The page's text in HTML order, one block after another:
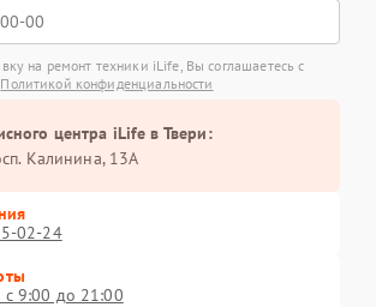
на ремонт техники iLife, Вы соглашаетесь с
Политикой конфиденциальности
центра iLife в Твери:
Калинина, 13А
02-24
9:00 до 21:00